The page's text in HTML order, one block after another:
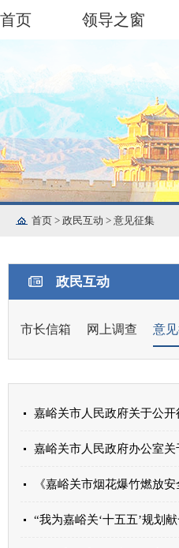
首页 领导之窗
首页 > 政民互动 > 意见征集
政民互动
市长信箱 网上调查 意
嘉峪关市人民政府办公室
《嘉峪关市烟花爆竹燃放
“我为嘉峪关‘十五五’规划